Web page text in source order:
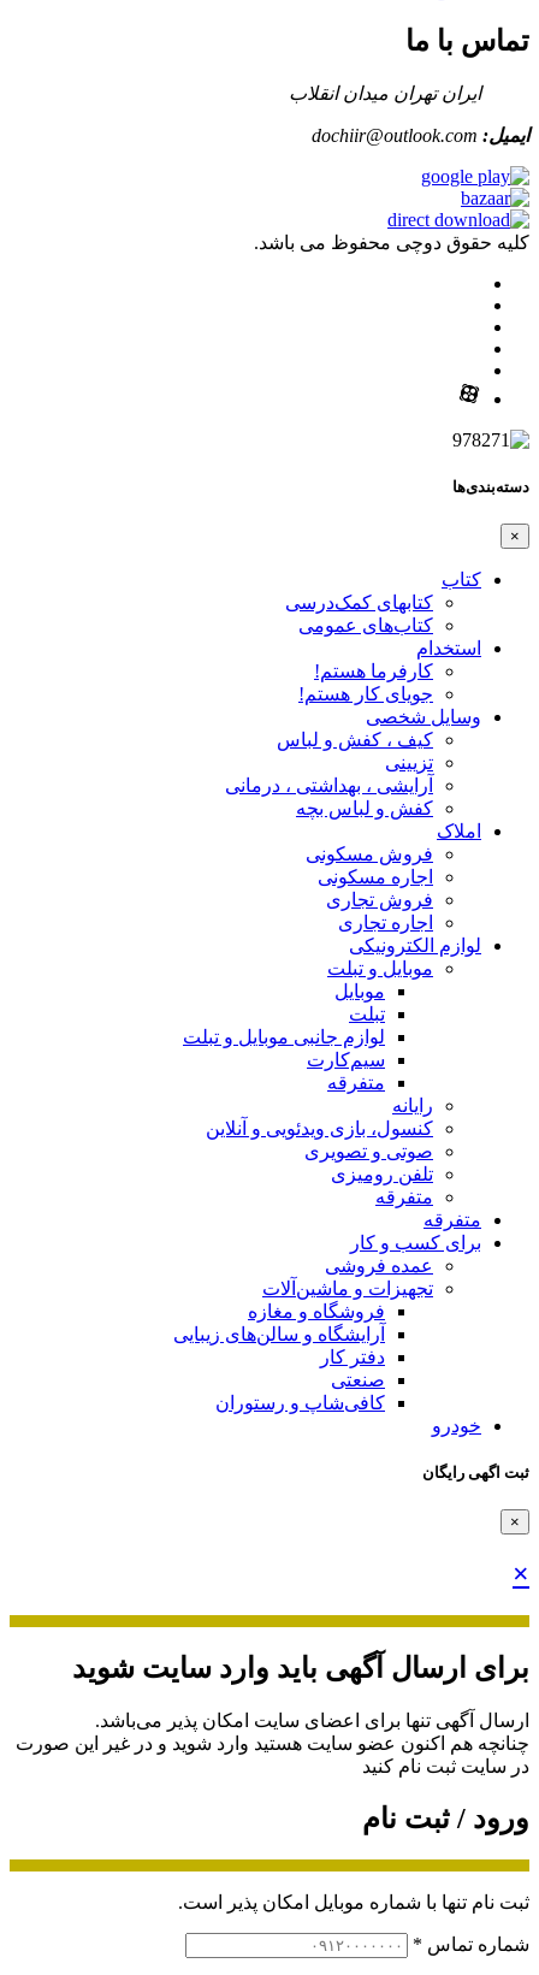
تماس با ما
ایران تهران میدان انقلاب
ایمیل: dochiir@outlook.com
کلیه حقوق دوچی محفوظ می باشد.
دسته‌بندی‌ها
×
کتاب
کتابهای کمک‌درسی
کتاب‌های عمومی
استخدام
کارفرما هستم!
جویای کار هستم!
وسایل شخصی
کیف ، کفش و لباس
تزیینی
آرایشی ، بهداشتی ، درمانی
کفش و لباس بچه
املاک
فروش مسکونی
اجاره مسکونی
فروش تجاری
اجاره تجاری
لوازم الکترونیکی
موبایل و تبلت
موبایل
تبلت
لوازم جانبی موبایل و تبلت
سیم‌کارت
متفرقه
رایانه
کنسول، بازی‌ ویدئویی و آنلاین
صوتی و تصویری
تلفن رومیزی
متفرقه
متفرقه
برای کسب و کار
عمده فروشی
تجهیزات و ماشین‌آلات
فروشگاه و مغازه
آرایشگاه و سالن‌های زیبایی
دفتر کار
صنعتی
کافی‌شاپ و رستوران
خودرو
ثبت اگهی رایگان
×
×
برای ارسال آگهی باید وارد سایت شوید
ارسال آگهی تنها برای اعضای سایت امکان پذیر می‌باشد.
چنانچه هم‌ اکنون عضو سایت هستید وارد شوید و در غیر این صورت
در سایت ثبت نام کنید
ورود / ثبت نام
ثبت نام تنها با شماره موبایل امکان پذیر است.
شماره تماس *